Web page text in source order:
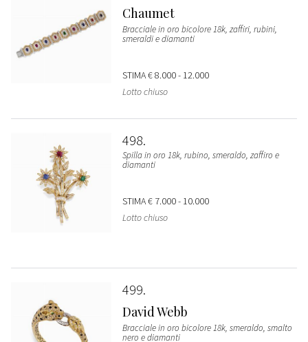
Chaumet
Bracciale in oro bicolore 18k, zaffiri, rubini,
smeraldi e diamanti
STIMA€ 8.000 - 12.000
Lotto chiuso
498
Spilla in oro 18k, rubino, smeraldo, zaffiro e
diamanti
STIMA€ 7.000 - 10.000
Lotto chiuso
499
David Webb
Bracciale in oro bicolore 18k, smeraldo, smalto
nero e diamanti